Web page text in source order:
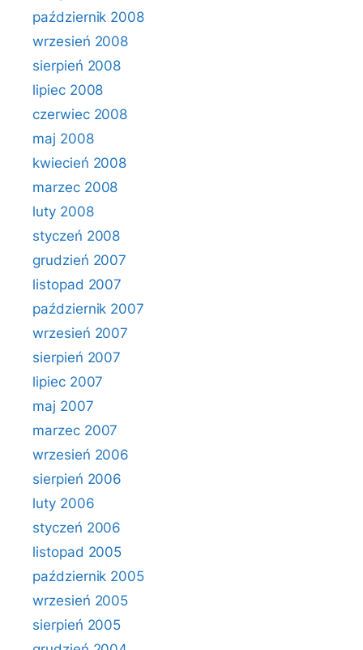
październik 2008
wrzesień 2008
sierpień 2008
lipiec 2008
czerwiec 2008
maj 2008
kwiecień 2008
marzec 2008
luty 2008
styczeń 2008
grudzień 2007
listopad 2007
październik 2007
wrzesień 2007
sierpień 2007
lipiec 2007
maj 2007
marzec 2007
wrzesień 2006
sierpień 2006
luty 2006
styczeń 2006
listopad 2005
październik 2005
wrzesień 2005
sierpień 2005